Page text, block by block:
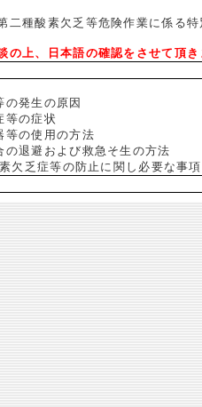
二種酸素欠乏等危険作業に係る
の上、日本語の確認をさせて頂
の発生の原因
等の症状
等の使用の方法
の退避および救急そ生の方法
欠乏症等の防止に関し必要な事項